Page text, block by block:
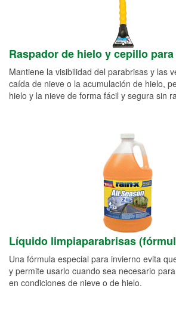
Raspador de hielo y cepillo
Mantiene la visibilidad del parabrisas y las
caída de nieve o la acumulación de hielo,
hielo y la nieve de forma fácil y segura sin
Líquido limpiaparabrisas
Una fórmula especial para invierno evita
y permite usarlo cuando sea necesario
en condiciones de nieve o de hielo.